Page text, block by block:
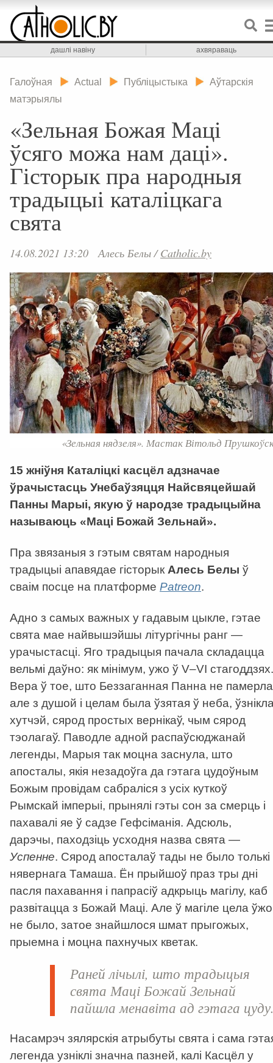
дашлі навіну ахвяраваць
Галоўная Actual Публіцыстыка
Аўтарскія
матэрыялы
«Зельная Божая Маці
ўсяго можа нам даці».
Гісторык пра народныя
традыцыі каталіцкага
свята
14.08.2021 13:20 Алесь Белы/Catholic.by
«Зельная нядзеля». Мастак Вітольд
15 жніўня Каталіцкі касцёл адзначае
ўрачыстасць Унебаўзяцця Найсвяцейшай
Панны Марыі, якую ў народзе традыцыйна
называюць «Маці Божай Зельнай».
Пра звязаныя з гэтым святам народныя
традыцыі апавядае гісторыкАлесь Белы ў
сваім посце на платформе Patreon.
Адно з самых важных у гадавым цыкле, гэтае
свята мае найвышэйшы літургічны ранг —
урачыстасці. Яго традыцыя пачала складацца
вельмі даўно: як мінімум, ужо ў V–VІ стагоддзях.
Вера ў тое, што Беззаганная Панна не
але з душой і целам была ўзятая ў неба,
хутчэй, сярод простых вернікаў, чым сярод
тэолагаў. Паводле адной распаўсюджанай
легенды, Марыя так моцна заснула, што
апосталы, якія незадоўга да гэтага цудоўным
Божым провідам сабраліся з усіх куткоў
Рымскай імперыі, прынялі гэты сон за смерць і
пахавалі яе ў садзе Гефсіманія. Адсюль,
дарэчы, паходзіць усходня назва свята —
Успенне. Сярод апосталаў тады не было толькі
нявернага Тамаша. Ён прыйшоў праз тры дні
пасля пахавання і папрасіў адкрыць магілу, каб
развітацца з Божай Маці. Але ў магіле цела ўжо
не было, затое знайшлося шмат прыгожых,
прыемна і моцна пахнучых кветак.
Раней лічылі, што традыцыя
свята Маці Божай Зельнай
пайшла менавіта ад гэтага
Насамрэч зялярскія атрыбуты свята і сама
легенда узніклі значна пазней, калі Касцёл у